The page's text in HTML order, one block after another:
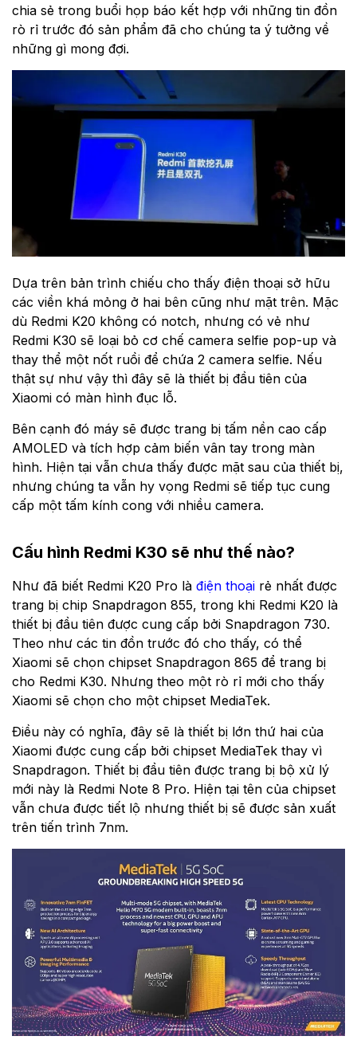
chia sẻ trong buổi họp báo kết hợp với những tin đồn
rò rỉ trước đó sản phẩm đã cho chúng ta ý tưởng về
những gì mong đợi.
Dựa trên bản trình chiếu cho thấy điện thoại sở hữu
các viền khá mỏng ở hai bên cũng như mặt trên. Mặc
dù Redmi K20 không có notch, nhưng có vẻ như
Redmi K30 sẽ loại bỏ cơ chế camera selfie pop-up và
thay thể một nốt ruồi để chứa 2 camera selfie. Nếu
thật sự như vậy thì đây sẽ là thiết bị đầu tiên của
Xiaomi có màn hình đục lỗ.
Bên cạnh đó máy sẽ được trang bị tấm nền cao cấp
AMOLED và tích hợp cảm biến vân tay trong màn
hình. Hiện tại vẫn chưa thấy được mặt sau của thiết bị,
nhưng chúng ta vẫn hy vọng Redmi sẽ tiếp tục cung
cấp một tấm kính cong với nhiều camera.
Cấu hình Redmi K30 sẽ như thế nào?
Như đã biết Redmi K20 Pro là điện thoại rẻ nhất được
trang bị chip Snapdragon 855, trong khi Redmi K20 là
thiết bị đầu tiên được cung cấp bởi Snapdragon 730.
Theo như các tin đồn trước đó cho thấy, có thể
Xiaomi sẽ chọn chipset Snapdragon 865 để trang bị
cho Redmi K30. Nhưng theo một rò rỉ mới cho thấy
Xiaomi sẽ chọn cho một chipset MediaTek.
Điều này có nghĩa, đây sẽ là thiết bị lớn thứ hai của
Xiaomi được cung cấp bởi chipset MediaTek thay vì
Snapdragon. Thiết bị đầu tiên được trang bị bộ xử lý
mới này là Redmi Note 8 Pro. Hiện tại tên của chipset
vẫn chưa được tiết lộ nhưng thiết bị sẽ được sản xuất
trên tiến trình 7nm.